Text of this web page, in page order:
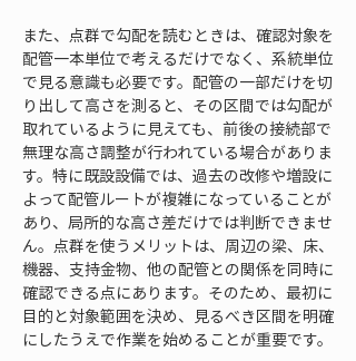
また、点群で勾配を読むときは、確認対象を
配管一本単位で考えるだけでなく、系統単位
で見る意識も必要です。配管の一部だけを切
り出して高さを測ると、その区間では勾配が
取れているように見えても、前後の接続部で
無理な高さ調整が行われている場合がありま
す。特に既設設備では、過去の改修や増設に
よって配管ルートが複雑になっていることが
あり、局所的な高さ差だけでは判断できませ
ん。点群を使うメリットは、周辺の梁、床、
機器、支持金物、他の配管との関係を同時に
確認できる点にあります。そのため、最初に
目的と対象範囲を決め、見るべき区間を明確
にしたうえで作業を始めることが重要です。